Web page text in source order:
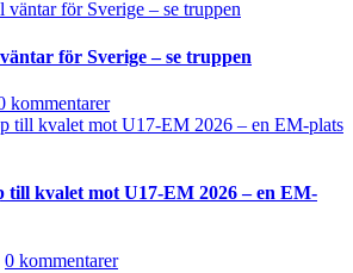
för Sverige – se truppen
kommentarer
till kvalet mot U17-EM 2026 – en EM-
0 kommentarer